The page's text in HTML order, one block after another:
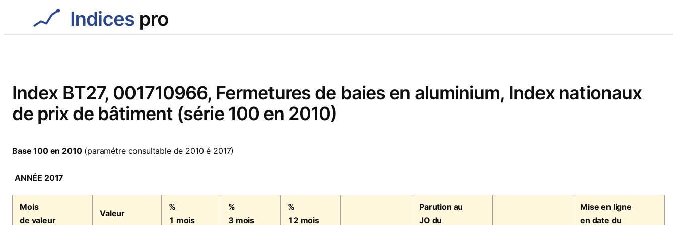
contenu
Index BT27, 001710966, Fermetures de baies en aluminium, Index nationaux
de prix de bâtiment (série 100 en 2010)
Base 100 en 2010(paramétre consultable de 2010 é 2017)
ANNÉE 2017
Mois
de valeur
Valeur
%
1 mois
%
3 mois
%
12 mois
Parution au
JO du
Mise en ligne
en date du